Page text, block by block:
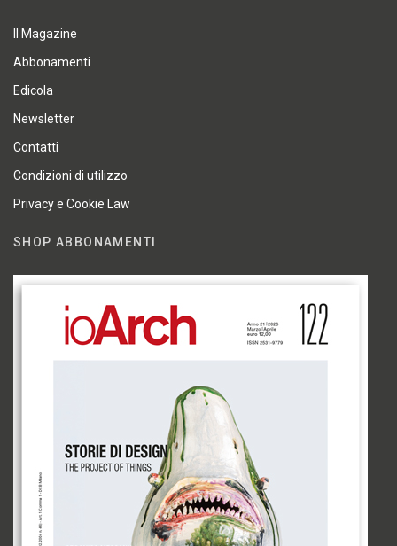
Il Magazine
Abbonamenti
Edicola
Newsletter
Contatti
Condizioni di utilizzo
Privacy e Cookie Law
SHOP ABBONAMENTI